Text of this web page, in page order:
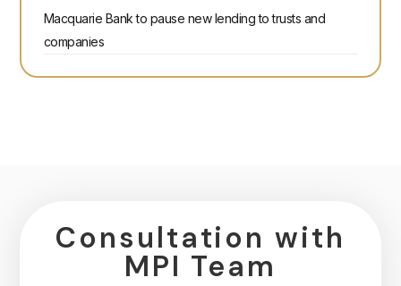
Macquarie Bank to pause new lending to trusts and
companies
Consultation with
MPI Team